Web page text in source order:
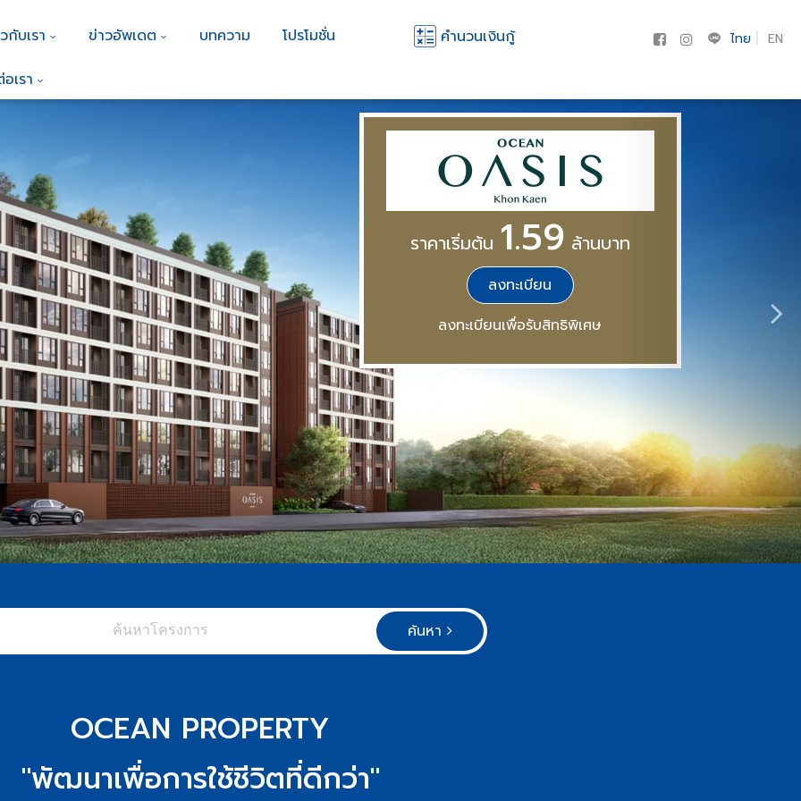
กับเรา ข่าวอัพเดต บทความ โปรโมชั่น
เรา
คำนวนเงินกู้ ไทย EN
ราคาเริ่มต้น 1.59 ล้านบาท
ลงทะเบียน
ลงทะเบียนเพื่อรับสิทธิพิเศษ
ค้นหา
OCEAN PROPERTY
"พัฒนาเพื่อการใช้ชีวิตที่ดีกว่า"